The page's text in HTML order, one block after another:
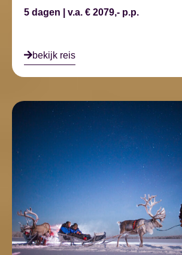
5 dagen | v.a. € 2079,- p.p.
bekijk reis